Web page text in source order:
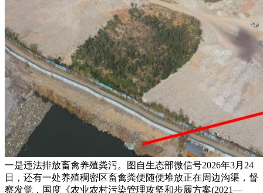
一是违法排放畜禽养殖粪污。图自生态部微信号2026年3月24
日，还有一处养殖稠密区畜禽粪便随便堆放正在周边沟渠，督
察发觉，国度《农业农村污染管理攻坚和步履方案(2021—